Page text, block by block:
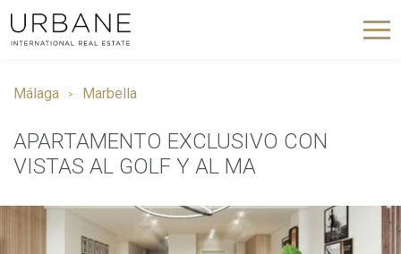
Málaga Marbella
APARTAMENTO EXCLUSIVO CON
VISTAS AL GOLF Y AL MA